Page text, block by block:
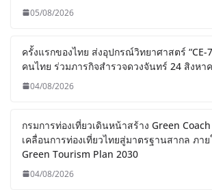
05/08/2026
ครั้งแรกของไทย ส่งอุปกรณ์วิทยาศาสตร์ “CE-
คนไทย ร่วมภารกิจสำรวจดวงจันทร์ 24 สิงหา
04/08/2026
กรมการท่องเที่ยวเดินหน้าสร้าง Green
เคลื่อนการท่องเที่ยวไทยสู่มาตรฐานสากล ภา
Green Tourism Plan 2030
04/08/2026